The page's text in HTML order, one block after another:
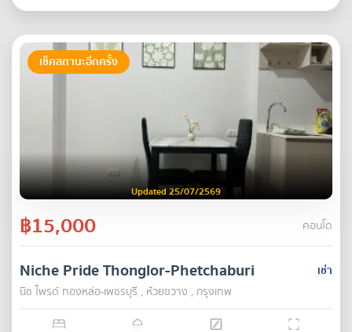
เช็คสถานะอีกครั้ง
Updated 25/07/2569
฿15,000 คอนโด
เช่า
Niche Pride Thonglor-Phetchaburi
นิช ไพรด์ ทองหล่อ-เพชรบุรี , ห้วยขวาง , กรุงเทพ